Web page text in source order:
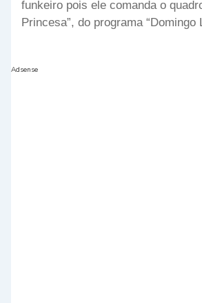
funkeiro pois ele comanda o
Princesa”, do programa “Domingo
Adsense